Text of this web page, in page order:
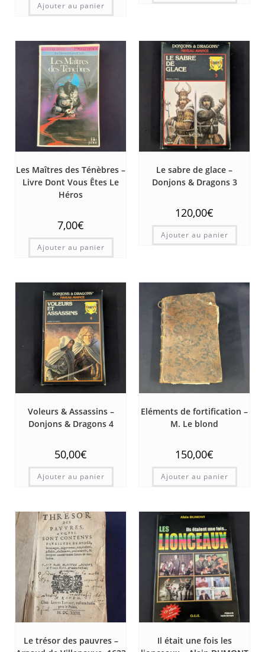
Ajouter au panier
Les Maîtres des Ténèbres –
Livre Dont Vous Êtes Le
Héros
7,00€
Ajouter au panier
Le sabre de glace –
Donjons & Dragons 3
120,00€
Ajouter au panier
Voleurs & Assassins –
Donjons & Dragons 4
50,00€
Ajouter au panier
Eléments de fortification –
M. Le blond
150,00€
Ajouter au panier
Le trésor des pauvres –
Il était une fois les